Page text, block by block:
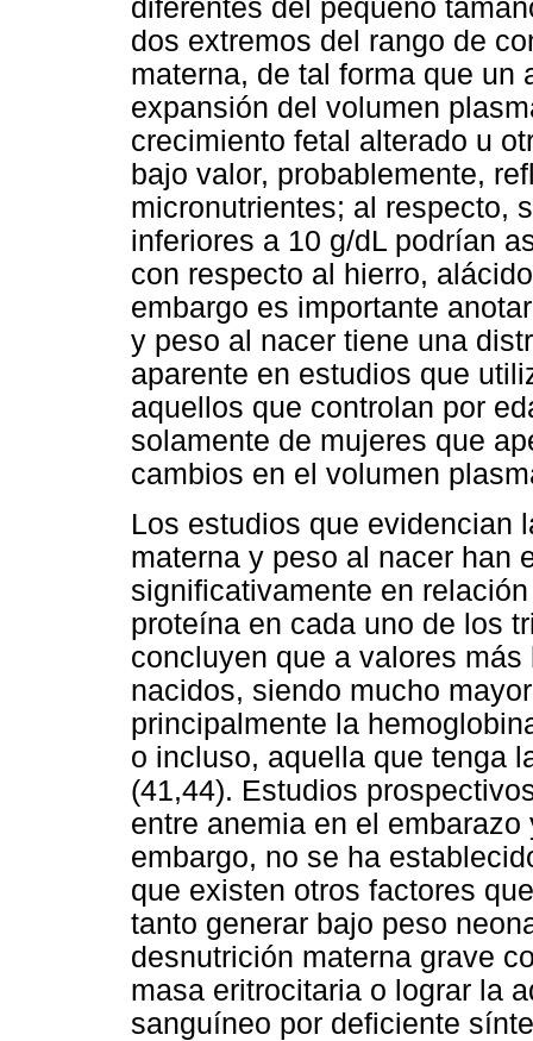
diferentes del pequeño
dos extremos del rango de
materna, de tal forma que un
expansión del volumen
crecimiento fetal alterado u
bajo valor, probablemente,
micronutrientes; al respecto,
inferiores a 10 g/dL podrían
con respecto al hierro,
embargo es importante
y peso al nacer tiene una
aparente en estudios que
aquellos que controlan por
solamente de mujeres que
cambios en el volumen
Los estudios que evidencian
materna y peso al nacer han
significativamente en
proteína en cada uno de los
concluyen que a valores
nacidos, siendo mucho
principalmente la
o incluso, aquella que tenga
(41,44). Estudios
entre anemia en el
embargo, no se ha
que existen otros factores
tanto generar bajo peso
desnutrición materna grave
masa eritrocitaria o lograr la
sanguíneo por deficiente